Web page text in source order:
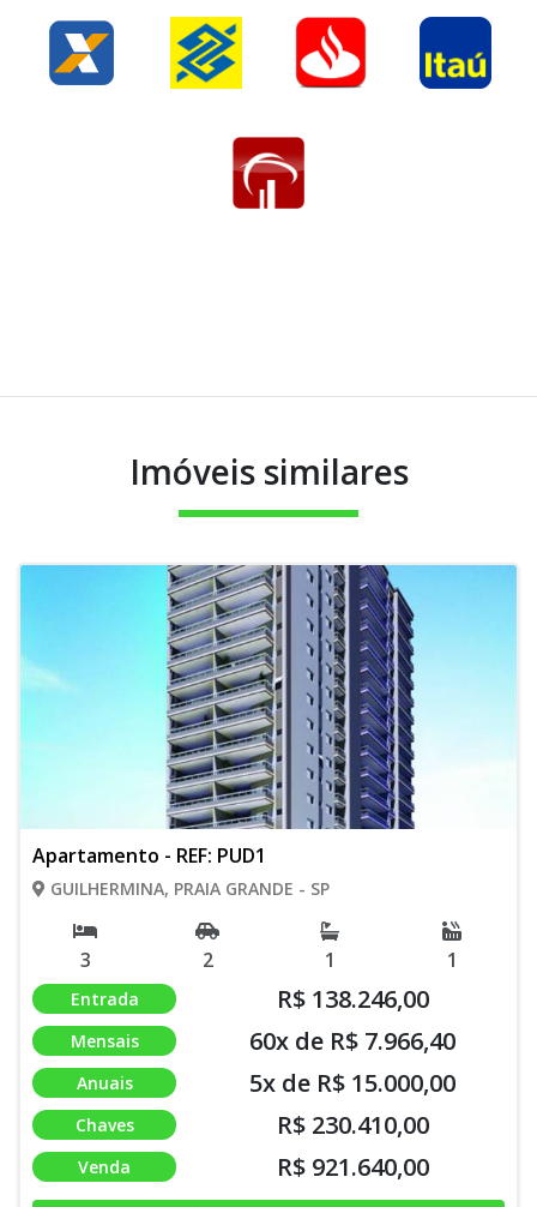
Imóveis similares
Apartamento - REF: PUD1
GUILHERMINA, PRAIA GRANDE - SP
3 2 1 1
Entrada R$ 138.246,00
Mensais 60x de R$ 7.966,40
Anuais 5x de R$ 15.000,00
Chaves R$ 230.410,00
Venda R$ 921.640,00